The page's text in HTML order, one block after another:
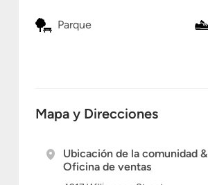
Parque
Mapa y Direcciones
Ubicación de la comunidad &
Oficina de ventas